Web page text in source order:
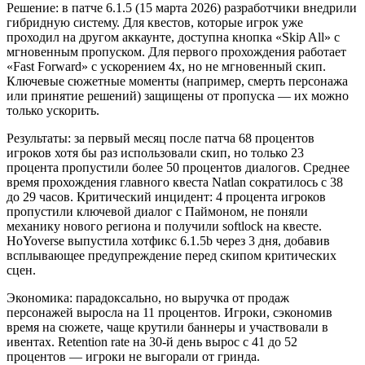
Решение: в патче 6.1.5 (15 марта 2026) разработчики внедрили
гибридную систему. Для квестов, которые игрок уже
проходил на другом аккаунте, доступна кнопка «Skip All» с
мгновенным пропуском. Для первого прохождения работает
«Fast Forward» с ускорением 4x, но не мгновенный скип.
Ключевые сюжетные моменты (например, смерть персонажа
или принятие решений) защищены от пропуска — их можно
только ускорить.
Результаты: за первый месяц после патча 68 процентов
игроков хотя бы раз использовали скип, но только 23
процента пропустили более 50 процентов диалогов. Среднее
время прохождения главного квеста Natlan сократилось с 38
до 29 часов. Критический инцидент: 4 процента игроков
пропустили ключевой диалог с Паймоном, не поняли
механику нового региона и получили softlock на квесте.
HoYoverse выпустила хотфикс 6.1.5b через 3 дня, добавив
всплывающее предупреждение перед скипом критических
сцен.
Экономика: парадоксально, но выручка от продаж
персонажей выросла на 11 процентов. Игроки, сэкономив
время на сюжете, чаще крутили баннеры и участвовали в
ивентах. Retention rate на 30-й день вырос с 41 до 52
процентов — игроки не выгорали от гринда.